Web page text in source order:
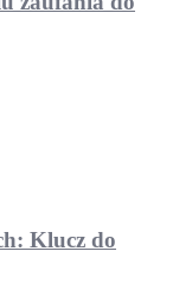
Klucz do